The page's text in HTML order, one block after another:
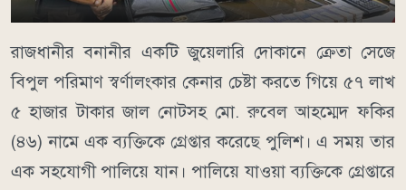
রাজধানীর বনানীর একটি জুয়েলারি দোকানে ক্রেতা সেজে
বিপুল পরিমাণ স্বর্ণালংকার কেনার চেষ্টা করতে গিয়ে ৫৭ লাখ
৫ হাজার টাকার জাল নোটসহ মো. রুবেল আহম্মেদ ফকির
(৪৬) নামে এক ব্যক্তিকে গ্রেপ্তার করেছে পুলিশ। এ সময় তার
এক সহযোগী পালিয়ে যান। পালিয়ে যাওয়া ব্যক্তিকে গ্রেপ্তারে